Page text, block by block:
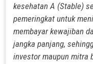
kesehatan A (Stable)
pemeringkat untuk
membayar kewajiban
jangka panjang,
investor maupun mitra